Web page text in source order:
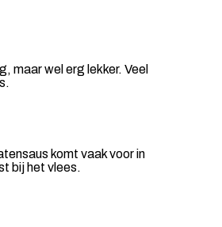
maar wel erg lekker. Veel
komt vaak voor in
bij het vlees.